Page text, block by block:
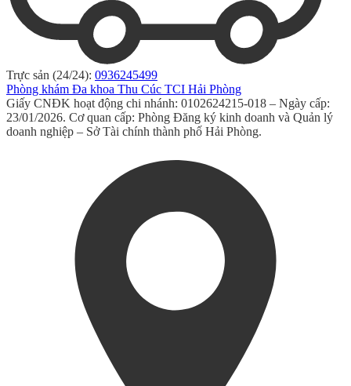
Trực sản (24/24): 0936245499
Phòng khám Đa khoa Thu Cúc TCI Hải Phòng
Giấy CNĐK hoạt động chi nhánh: 0102624215-018 – Ngày cấp:
23/01/2026. Cơ quan cấp: Phòng Đăng ký kinh doanh và Quản lý
doanh nghiệp – Sở Tài chính thành phố Hải Phòng.